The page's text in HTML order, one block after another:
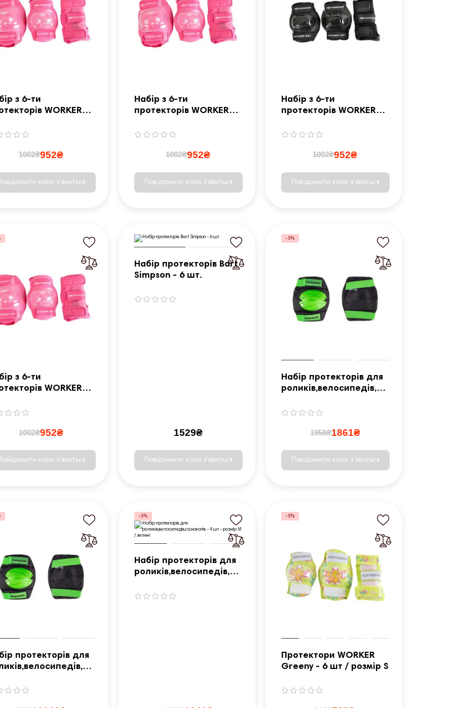
з 6-ти
WORKER
1002₴952₴
коли з'явиться
Набір з 6-ти
протекторів WORKER
рожеві
1002₴952₴
Повідомити коли з'явиться
Набір з 6-ти
протекторів WORKER
чорні
1002₴952₴
Повідомити коли з'явиться
з 6-ти
WORKER
1002₴952₴
коли з'явиться
Набір протекторів Bart
Simpson - 6 шт.
1529₴
Повідомити коли з'явиться
-5%
Набір протекторів для
роликів,велосипедів,са
L / зелені
1958₴1861₴
Повідомити коли з'явиться
протекторів для
-5%
Набір протекторів для
роликів,велосипедів,са
М / зелені
-5%
Протектори WORKER
Greeny - 6 шт / розмір S